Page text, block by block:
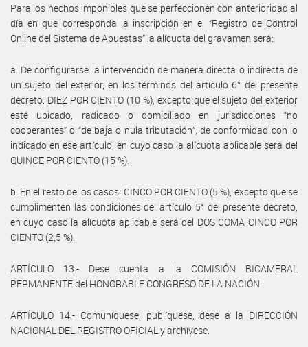
Para los hechos imponibles que se perfeccionen con anterioridad al
día en que corresponda la inscripción en el “Registro de Control
Online del Sistema de Apuestas” la alícuota del gravamen será:
a. De configurarse la intervención de manera directa o indirecta de
un sujeto del exterior, en los términos del artículo 6° del presente
decreto: DIEZ POR CIENTO (10 %), excepto que el sujeto del exterior
esté ubicado, radicado o domiciliado en jurisdicciones “no
cooperantes” o “de baja o nula tributación”, de conformidad con lo
indicado en ese artículo, en cuyo caso la alícuota aplicable será del
QUINCE POR CIENTO (15 %).
b. En el resto de los casos: CINCO POR CIENTO (5 %), excepto que se
cumplimenten las condiciones del artículo 5° del presente decreto,
en cuyo caso la alícuota aplicable será del DOS COMA CINCO POR
CIENTO (2,5 %).
ARTÍCULO 13.- Dese cuenta a la COMISIÓN BICAMERAL
PERMANENTE del HONORABLE CONGRESO DE LA NACIÓN.
ARTÍCULO 14.- Comuníquese, publíquese, dese a la DIRECCIÓN
NACIONAL DEL REGISTRO OFICIAL y archívese.